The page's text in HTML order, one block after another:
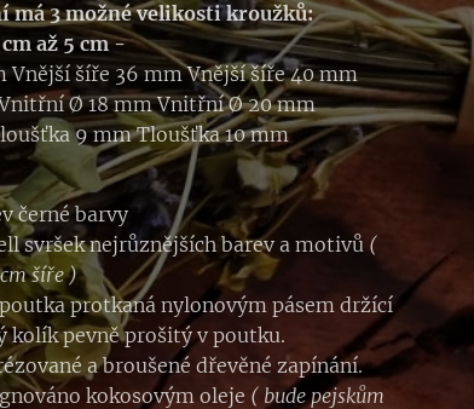
má 3 možné velikosti kroužků:
až 5 cm -
Vnější šíře 36 mm Vnější šíře 40 mm
Ø 18 mm Vnitřní Ø 20 mm
9 mm Tloušťka 10 mm
černé barvy
svršek nejrůznějších barev a motivů (
šíře )
protkaná nylonovým pásem držící
kolík pevně prošitý v poutku.
a broušené dřevěné zapínání.
kokosovým oleje ( bude pejskům